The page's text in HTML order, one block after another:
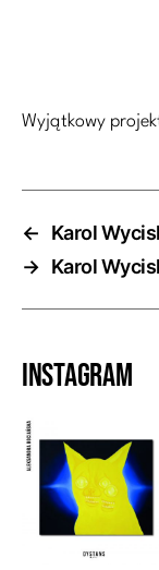
Wyjątkowy
←
Karol
→ Karol
Instagram